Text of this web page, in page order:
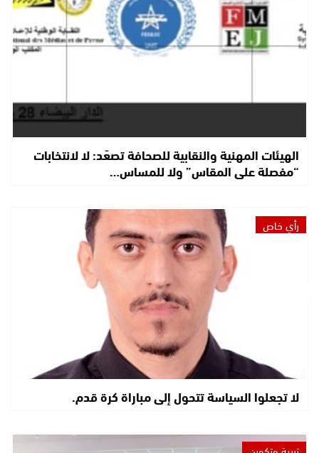
الهيئات المهنية والنقابية للصحافة تصعّد: لا لانتخابات
“مفصلة على المقاس” ولا للمساس…
رأي خاص
لا تجعلوا السياسة تتحول إلى مباراة كرة قدم.